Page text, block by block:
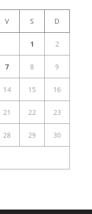
V S D
1 2
7 8 9
14 15 16
21 22 23
28 29 30